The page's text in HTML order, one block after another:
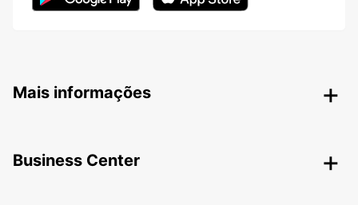
Mais informações
Business Center